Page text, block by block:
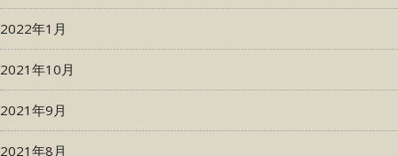
2022年1月
2021年10月
2021年9月
2021年8月